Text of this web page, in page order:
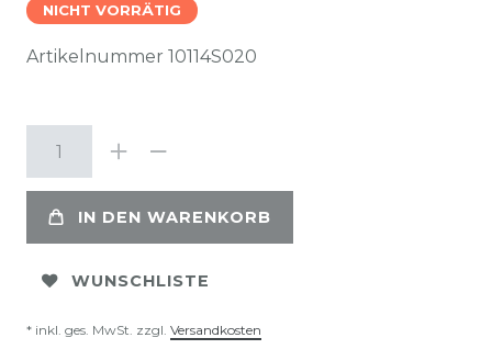
NICHT VORRÄTIG
Artikelnummer 10114S020
IN DEN WARENKORB
WUNSCHLISTE
* inkl. ges. MwSt. zzgl. Versandkosten